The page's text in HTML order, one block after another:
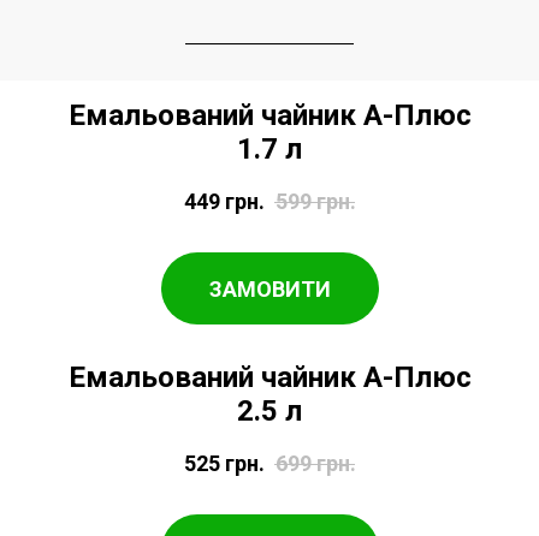
Емальований чайник А-Плюс
1.7 л
449 грн. 599грн.
ЗАМОВИТИ
Емальований чайник А-Плюс
2.5 л
525 грн. 699грн.